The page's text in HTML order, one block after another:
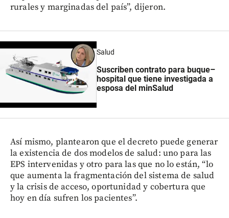
rurales y marginadas del país”, dijeron.
Salud
Suscriben contrato para buque–
hospital que tiene investigada a
esposa del minSalud
Así mismo, plantearon que el decreto puede generar
la existencia de dos modelos de salud: uno para las
EPS intervenidas y otro para las que no lo están, “lo
que aumenta la fragmentación del sistema de salud
y la crisis de acceso, oportunidad y cobertura que
hoy en día sufren los pacientes”.